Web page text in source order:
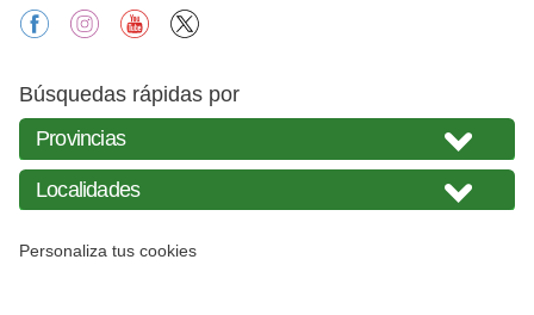
facebookinstagramyoutube
Búsquedas rápidas por
Personaliza tus cookies